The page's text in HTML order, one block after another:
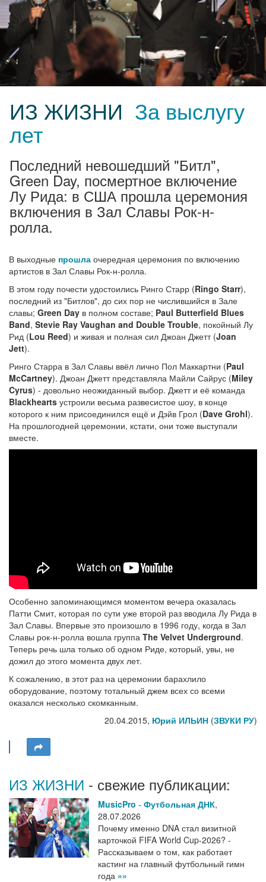
ИЗ ЖИЗНИ За выслугу
лет
Последний невошедший "Битл",
Green Day, посмертное включение
Лу Рида: в США прошла церемония
включения в Зал Славы Рок-н-
ролла.
В выходные прошла очередная церемония по включению
артистов в Зал Славы Рок-н-ролла.
В этом году почести удостоились Ринго Старр (Ringo Starr),
последний из "Битлов", до сих пор не числившийся в Зале
славы; Green Day в полном составе; Paul Butterfield Blues
Band, Stevie Ray Vaughan and Double Trouble, покойный Лу
Рид (Lou Reed) и живая и полная сил Джоан Джетт (Joan
Jett).
Ринго Старра в Зал Славы ввёл лично Пол Маккартни (Paul
McCartney). Джоан Джетт представляла Майли Сайрус (Miley
Cyrus) - довольно неожиданный выбор. Джетт и её команда
Blackhearts устроили весьма развесистое шоу, в конце
которого к ним присоединился ещё и Дэйв Грол (Dave Grohl).
На прошлогодней церемонии, кстати, они тоже выступали
вместе.
Особенно запоминающимся моментом вечера оказалась
Патти Смит, которая по сути уже второй раз вводила Лу Рида в
Зал Славы. Впервые это произошло в 1996 году, когда в Зал
Славы рок-н-ролла вошла группа The Velvet Underground.
Теперь речь шла только об одном Риде, который, увы, не
дожил до этого момента двух лет.
К сожалению, в этот раз на церемонии барахлило
оборудование, поэтому тотальный джем всех со всеми
оказался несколько скомканным.
20.04.2015, Юрий ИЛЬИН (ЗВУКИ РУ)
ИЗ ЖИЗНИ - свежие публикации:
MusicPro - Футбольная ДНК,
28.07.2026
Почему именно DNA стал визитной
карточкой FIFA World Cup-2026? -
Рассказываем о том, как работает
кастинг на главный футбольный гимн
года »»